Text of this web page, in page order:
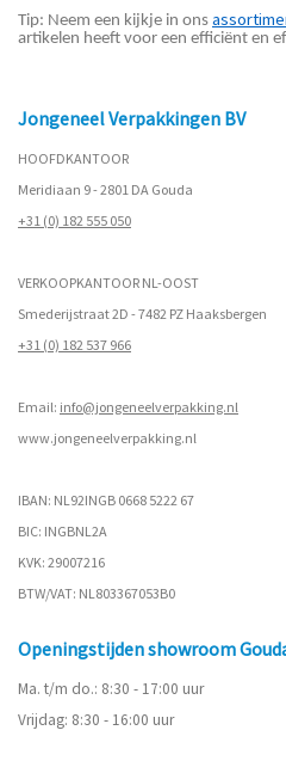
Tip: Neem een kijkje in ons
artikelen heeft voor een efficiënt en
Jongeneel Verpakkingen BV
HOOFDKANTOOR
Meridiaan 9 - 2801 DA Gouda
+31 (0) 182 555 050
VERKOOPKANTOOR NL-OOST
Smederijstraat 2D - 7482 PZ Haaksbergen
+31 (0) 182 537 966
Email: info@jongeneelverpakking.nl
www.jongeneelverpakking.nl
IBAN: NL92INGB 0668 5222 67
BIC: INGBNL2A
KVK: 29007216
BTW/VAT: NL803367053B0
Openingstijden showroom
Ma. t/m do.: 8:30 - 17:00 uur
Vrijdag: 8:30 - 16:00 uur